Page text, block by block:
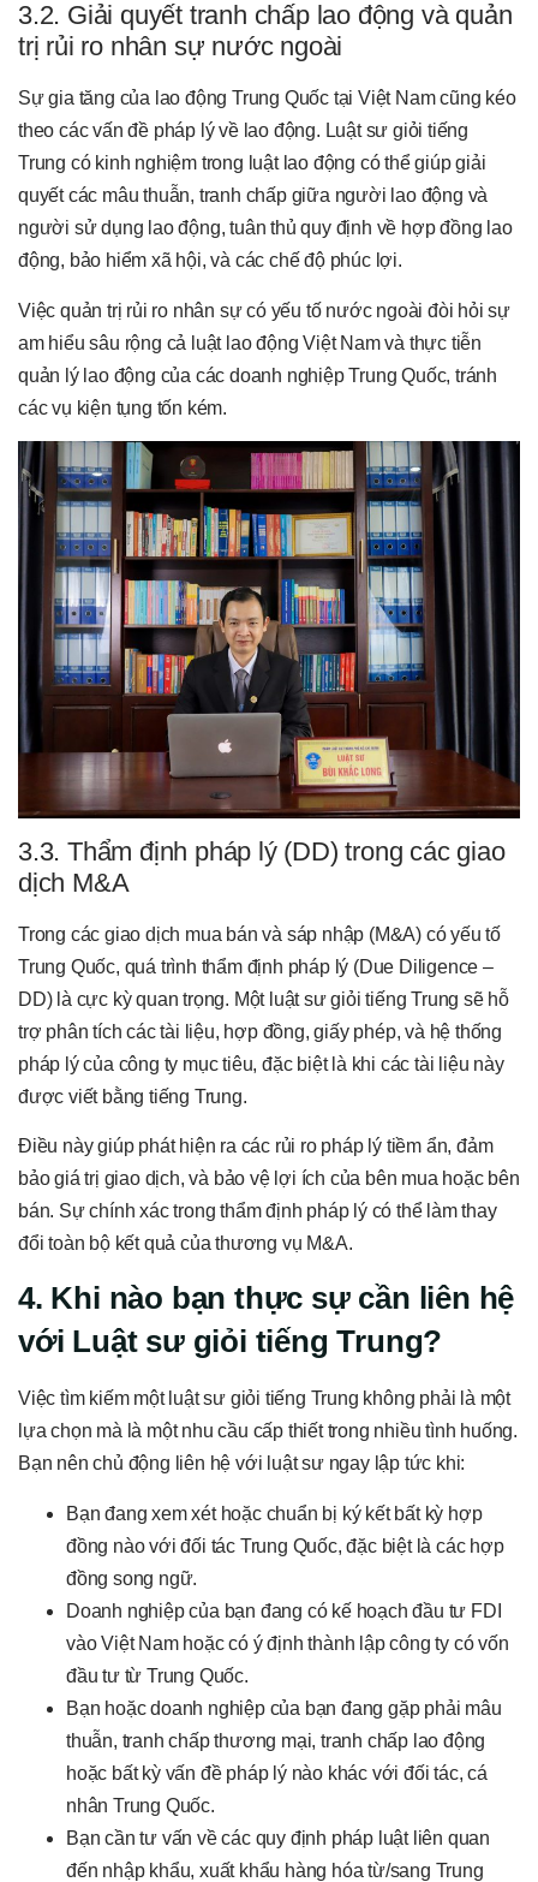
3.2. Giải quyết tranh chấp lao động và quản
trị rủi ro nhân sự nước ngoài
Sự gia tăng của lao động Trung Quốc tại Việt Nam cũng kéo
theo các vấn đề pháp lý về lao động. Luật sư giỏi tiếng
Trung có kinh nghiệm trong luật lao động có thể giúp giải
quyết các mâu thuẫn, tranh chấp giữa người lao động và
người sử dụng lao động, tuân thủ quy định về hợp đồng lao
động, bảo hiểm xã hội, và các chế độ phúc lợi.
Việc quản trị rủi ro nhân sự có yếu tố nước ngoài đòi hỏi sự
am hiểu sâu rộng cả luật lao động Việt Nam và thực tiễn
quản lý lao động của các doanh nghiệp Trung Quốc, tránh
các vụ kiện tụng tốn kém.
3.3. Thẩm định pháp lý (DD) trong các giao
dịch M&A
Trong các giao dịch mua bán và sáp nhập (M&A) có yếu tố
Trung Quốc, quá trình thẩm định pháp lý (Due Diligence –
DD) là cực kỳ quan trọng. Một luật sư giỏi tiếng Trung sẽ hỗ
trợ phân tích các tài liệu, hợp đồng, giấy phép, và hệ thống
pháp lý của công ty mục tiêu, đặc biệt là khi các tài liệu này
được viết bằng tiếng Trung.
Điều này giúp phát hiện ra các rủi ro pháp lý tiềm ẩn, đảm
bảo giá trị giao dịch, và bảo vệ lợi ích của bên mua hoặc bên
bán. Sự chính xác trong thẩm định pháp lý có thể làm thay
đổi toàn bộ kết quả của thương vụ M&A.
4. Khi nào bạn thực sự cần liên hệ
với Luật sư giỏi tiếng Trung?
Việc tìm kiếm một luật sư giỏi tiếng Trung không phải là một
lựa chọn mà là một nhu cầu cấp thiết trong nhiều tình huống.
Bạn nên chủ động liên hệ với luật sư ngay lập tức khi:
Bạn đang xem xét hoặc chuẩn bị ký kết bất kỳ hợp
đồng nào với đối tác Trung Quốc, đặc biệt là các hợp
đồng song ngữ.
Doanh nghiệp của bạn đang có kế hoạch đầu tư FDI
vào Việt Nam hoặc có ý định thành lập công ty có vốn
đầu tư từ Trung Quốc.
Bạn hoặc doanh nghiệp của bạn đang gặp phải mâu
thuẫn, tranh chấp thương mại, tranh chấp lao động
hoặc bất kỳ vấn đề pháp lý nào khác với đối tác, cá
nhân Trung Quốc.
Bạn cần tư vấn về các quy định pháp luật liên quan
đến nhập khẩu, xuất khẩu hàng hóa từ/sang Trung